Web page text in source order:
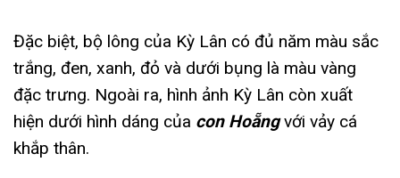
Đặc biệt, bộ lông của Kỳ Lân có đủ năm màu sắc
trắng, đen, xanh, đỏ và dưới bụng là màu vàng
đặc trưng. Ngoài ra, hình ảnh Kỳ Lân còn xuất
hiện dưới hình dáng của con Hoẵngvới vảy cá
khắp thân.